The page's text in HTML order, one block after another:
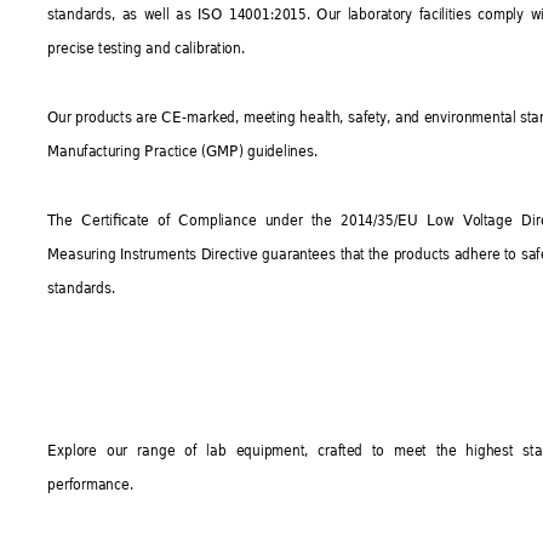
standards, as well as ISO 14001:2015. Our laboratory facilities comply
precise testing and calibration.
Our products are CE-marked, meeting health, safety, and environmental
Manufacturing Practice (GMP) guidelines.
The Certificate of Compliance under the 2014/35/EU Low Voltage
Measuring Instruments Directive guarantees that the products adhere to
standards.
Explore our range of lab equipment, crafted to meet the highest
performance.